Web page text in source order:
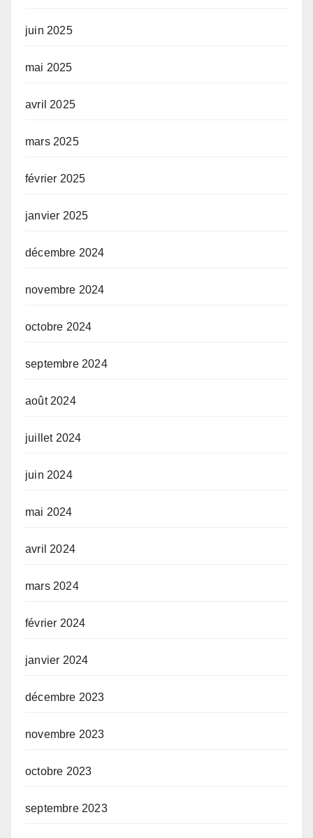
juin 2025
mai 2025
avril 2025
mars 2025
février 2025
janvier 2025
décembre 2024
novembre 2024
octobre 2024
septembre 2024
août 2024
juillet 2024
juin 2024
mai 2024
avril 2024
mars 2024
février 2024
janvier 2024
décembre 2023
novembre 2023
octobre 2023
septembre 2023